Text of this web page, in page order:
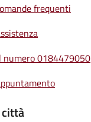
frequenti
numero 0184479050